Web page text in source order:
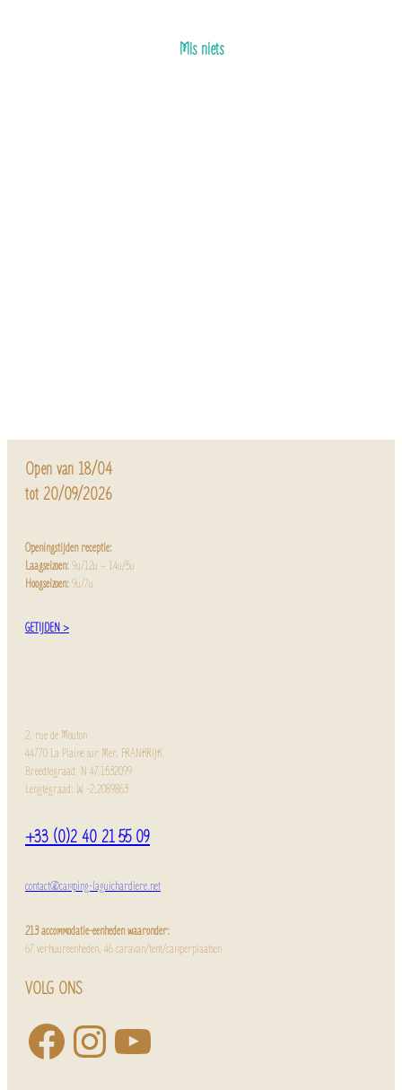
Mis niets
Open van 18/04
tot 20/09/2026
Openingstijden receptie:
Laagseizoen:9u/12u – 14u/5u
Hoogseizoen:9u/7u
GETIJDEN >
2, rue de Mouton
44770 La Plaine sur Mer, FRANKRIJK
Breedtegraad: N 47,1532099
Lengtegraad: W -2,2089863
+33 (0)2 40 21 55 09
contact@camping-laguichardiere.net
213 accommodatie-eenheden waaronder:
67 verhuureenheden, 46 caravan/tent/camperplaatsen
VOLG ONS